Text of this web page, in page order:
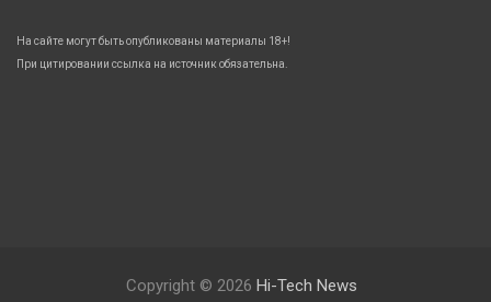
На сайте могут быть опубликованы материалы 18+!
При цитировании ссылка на источник обязательна.
Copyright © 2026 Hi-Tech News